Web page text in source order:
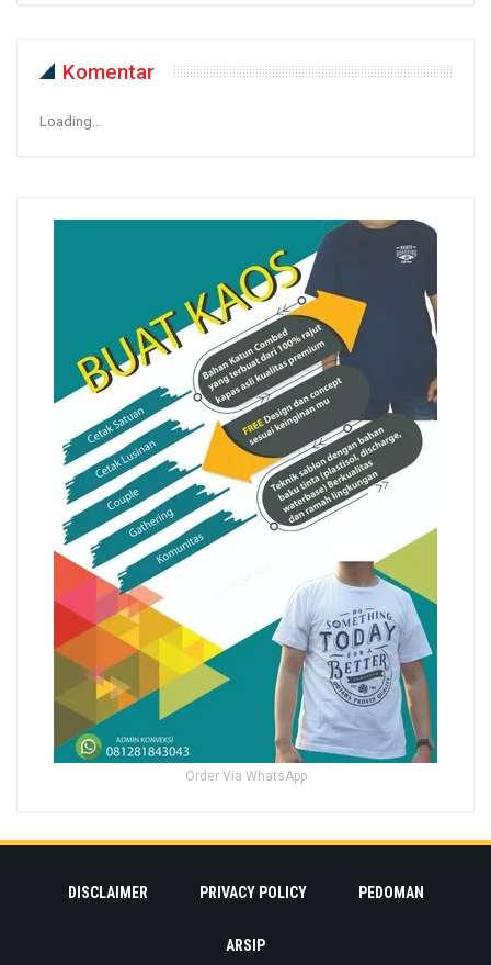
Komentar
Loading...
Order Via WhatsApp
DISCLAIMER PRIVACY POLICY PEDOMAN
ARSIP